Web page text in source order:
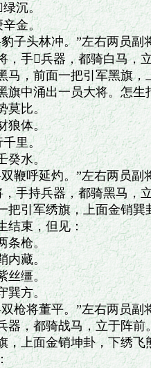
绿沉。
辛金。
子头林冲。”左右两员副
，手兵器，都骑白马，
马，前面一把引军黑旗
旗中涌出一员大将。怎生
莫比。
狼体。
里。
癸水。
鞭呼延灼。”左右两员副
手持兵器，都骑黑马，
把引军绣旗，上面金销
结束，但见：
条枪。
内藏。
缰。
巽方。
枪将董平。”左右两员副
器，都骑战马，立于阵
，上面金销坤卦，下绣